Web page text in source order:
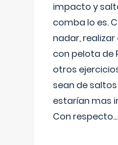
impacto y
comba lo es.
nadar,
con pelota de
otros
sean de
estarían mas
Con respecto...